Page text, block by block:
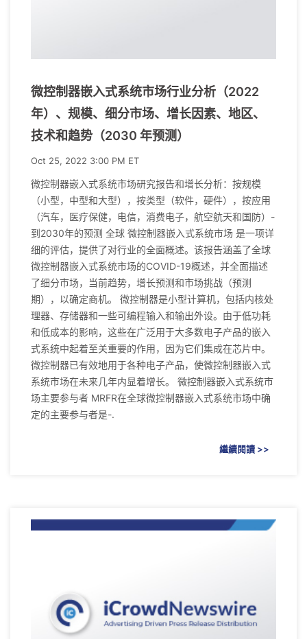
微控制器嵌入式系统市场行业分析（2022
年）、规模、细分市场、增长因素、地区、
技术和趋势（2030 年预测）
Oct 25, 2022 3:00 PM ET
微控制器嵌入式系统市场研究报告和增长分析：按规模
（小型，中型和大型），按类型（软件，硬件），按应用
（汽车，医疗保健，电信，消费电子，航空航天和国防）-
到2030年的预测 全球 微控制器嵌入式系统市场 是一项详
细的评估，提供了对行业的全面概述。该报告涵盖了全球
微控制器嵌入式系统市场的COVID-19概述，并全面描述
了细分市场，当前趋势，增长预测和市场挑战（预测
期），以确定商机。 微控制器是小型计算机，包括内核处
理器、存储器和一些可编程输入和输出外设。由于低功耗
和低成本的影响，这些在广泛用于大多数电子产品的嵌入
式系统中起着至关重要的作用，因为它们集成在芯片中。
微控制器已有效地用于各种电子产品，使微控制器嵌入式
系统市场在未来几年内显着增长。 微控制器嵌入式系统市
场主要参与者 MRFR在全球微控制器嵌入式系统市场中确
定的主要参与者是-.
繼續閱讀 >>